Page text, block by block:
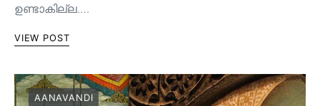
ഉണ്ടാകില്ല.…
VIEW POST
AANAVANDI